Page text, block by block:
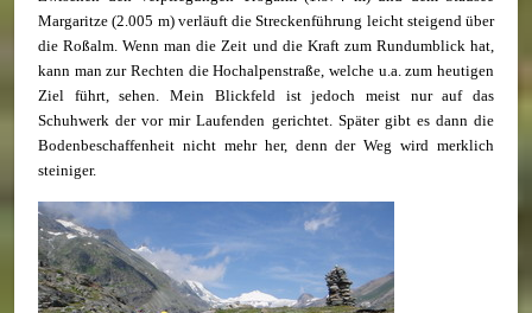
Margaritze (2.005 m) verläuft die Streckenführung leicht steigend über
die Roßalm. Wenn man die Zeit und die Kraft zum Rundumblick hat,
kann man zur Rechten die Hochalpenstraße, welche u.a. zum heutigen
Ziel führt, sehen. Mein Blickfeld ist jedoch meist nur auf das
Schuhwerk der vor mir Laufenden gerichtet. Später gibt es dann die
Bodenbeschaffenheit nicht mehr her, denn der Weg wird merklich
steiniger.